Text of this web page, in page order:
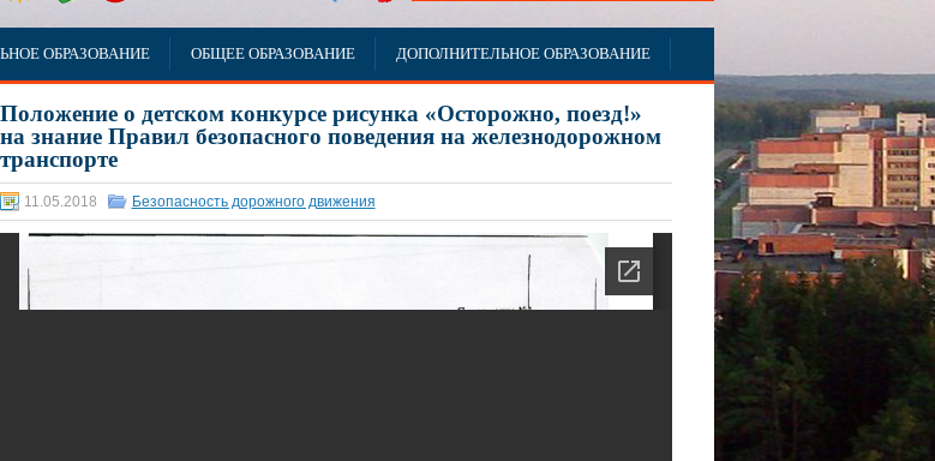
ОБРАЗОВАНИЕ ОБЩЕЕ ОБРАЗОВАНИЕ ДОПОЛНИТЕЛЬНОЕ ОБРАЗОВАНИЕ
Положение о детском конкурсе рисунка «Осторожно, поезд!»
на знание Правил безопасного поведения на железнодорожном
транспорте
11.05.2018 Безопасность дорожного движения